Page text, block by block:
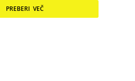
PREBERI VEČ